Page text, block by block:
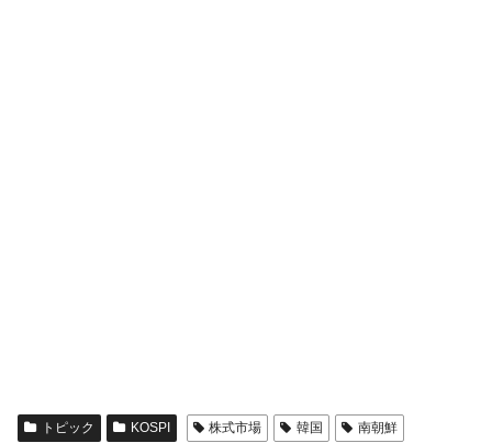
トピック KOSPI 株式市場 韓国
南朝鮮